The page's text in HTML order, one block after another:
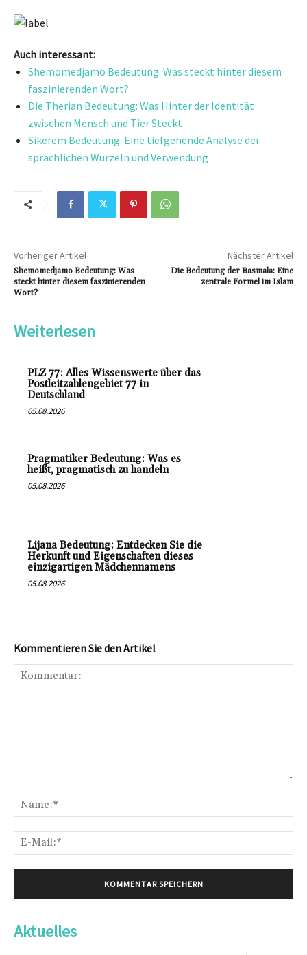
Auch interessant:
Shemomedjamo Bedeutung: Was steckt hinter diesem
faszinierenden Wort?
Die Therian Bedeutung: Was Hinter der Identität
zwischen Mensch und Tier Steckt
Sikerem Bedeutung: Eine tiefgehende Analyse der
sprachlichen Wurzeln und Verwendung
Vorheriger Artikel
Shemomedjamo Bedeutung: Was
steckt hinter diesem faszinierenden
Wort?
Nächster Artikel
Die Bedeutung der Basmala: Eine
zentrale Formel im Islam
Weiterlesen
PLZ 77: Alles Wissenswerte über das
Postleitzahlengebiet 77 in
Deutschland
05.08.2026
Pragmatiker Bedeutung: Was es
heißt, pragmatisch zu handeln
05.08.2026
Lijana Bedeutung: Entdecken Sie die
Herkunft und Eigenschaften dieses
einzigartigen Mädchennamens
05.08.2026
Kommentieren Sie den Artikel
Aktuelles